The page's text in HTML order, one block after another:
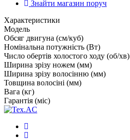
Знайти магазин поруч
Характеристики
Модель
Обсяг двигуна (см/куб)
Номінальна потужність (Вт)
Число обертів холостого ходу (об/хв)
Ширина зрізу ножем (мм)
Ширина зрізу волосінню (мм)
Товщина волосіні (мм)
Вага (кг)
Гарантія (міс)